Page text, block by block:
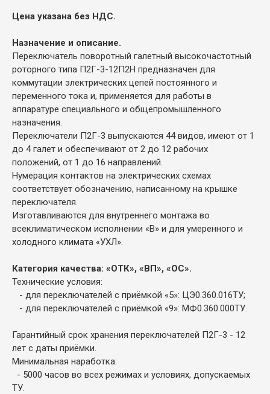
Цена указана без НДС.
Назначение и описание.
Переключатель поворотный галетный высокочастотный
роторного типа П2Г-3-12П2Н предназначен для
коммутации электрических цепей постоянного и
переменного тока и, применяется для работы в
аппаратуре специального и общепромышленного
назначения.
Переключатели П2Г-3 выпускаются 44 видов, имеют от 1
до 4 галет и обеспечивают от 2 до 12 рабочих
положений, от 1 до 16 направлений.
Нумерация контактов на электрических схемах
соответствует обозначению, написанному на крышке
переключателя.
Изготавливаются для внутреннего монтажа во
всеклиматическом исполнении «В» и для умеренного и
холодного климата «УХЛ».
Категория качества: «ОТК», «ВП», «ОС».
Технические условия:
- для переключателей с приёмкой «5»: ЦЭ0.360.016ТУ;
- для переключателей с приёмкой «9»: МФ0.360.000ТУ.
Гарантийный срок хранения переключателей П2Г-3 - 12
лет с даты приёмки.
Минимальная наработка:
- 5000 часов во всех режимах и условиях, допускаемых
ТУ.